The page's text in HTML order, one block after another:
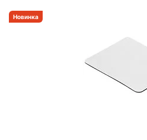
Новинка